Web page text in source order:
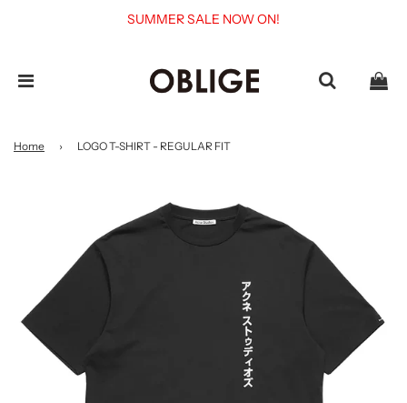
SUMMER SALE NOW ON!
Home › LOGO T-SHIRT - REGULAR FIT